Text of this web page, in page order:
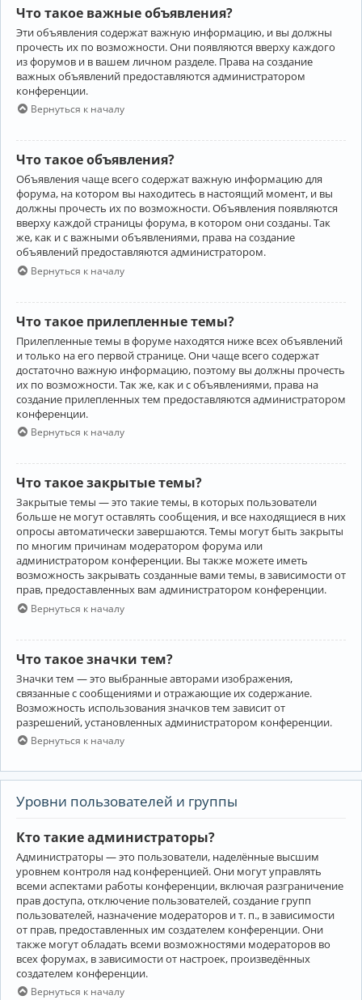
Что такое важные объявления?
Эти объявления содержат важную информацию, и вы должны
прочесть их по возможности. Они появляются вверху каждого
из форумов и в вашем личном разделе. Права на создание
важных объявлений предоставляются администратором
конференции.
Вернуться к началу
Что такое объявления?
Объявления чаще всего содержат важную информацию для
форума, на котором вы находитесь в настоящий момент, и вы
должны прочесть их по возможности. Объявления появляются
вверху каждой страницы форума, в котором они созданы. Так
же, как и с важными объявлениями, права на создание
объявлений предоставляются администратором.
Вернуться к началу
Что такое прилепленные темы?
Прилепленные темы в форуме находятся ниже всех объявлений
и только на его первой странице. Они чаще всего содержат
достаточно важную информацию, поэтому вы должны прочесть
их по возможности. Так же, как и с объявлениями, права на
создание прилепленных тем предоставляются администратором
конференции.
Вернуться к началу
Что такое закрытые темы?
Закрытые темы — это такие темы, в которых пользователи
больше не могут оставлять сообщения, и все находящиеся в них
опросы автоматически завершаются. Темы могут быть закрыты
по многим причинам модератором форума или
администратором конференции. Вы также можете иметь
возможность закрывать созданные вами темы, в зависимости от
прав, предоставленных вам администратором конференции.
Вернуться к началу
Что такое значки тем?
Значки тем — это выбранные авторами изображения,
связанные с сообщениями и отражающие их содержание.
Возможность использования значков тем зависит от
разрешений, установленных администратором конференции.
Вернуться к началу
Уровни пользователей и группы
Кто такие администраторы?
Администраторы — это пользователи, наделённые высшим
уровнем контроля над конференцией. Они могут управлять
всеми аспектами работы конференции, включая разграничение
прав доступа, отключение пользователей, создание групп
пользователей, назначение модераторов и т. п., в зависимости
от прав, предоставленных им создателем конференции. Они
также могут обладать всеми возможностями модераторов во
всех форумах, в зависимости от настроек, произведённых
создателем конференции.
Вернуться к началу